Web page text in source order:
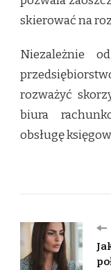
skierować na
Niezależnie
rozważyć
biura
obsługę